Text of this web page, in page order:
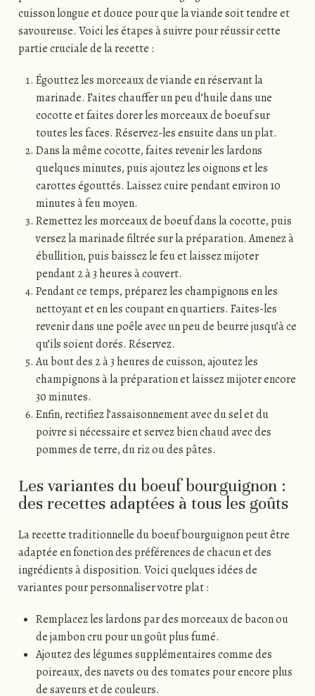
cuisson longue et douce pour que la viande soit tendre et
savoureuse. Voici les étapes à suivre pour réussir cette
partie cruciale de la recette :
Égouttez les morceaux de viande en réservant la
marinade. Faites chauffer un peu d’huile dans une
cocotte et faites dorer les morceaux de boeuf sur
toutes les faces. Réservez-les ensuite dans un plat.
Dans la même cocotte, faites revenir les lardons
quelques minutes, puis ajoutez les oignons et les
carottes égouttés. Laissez cuire pendant environ 10
minutes à feu moyen.
Remettez les morceaux de boeuf dans la cocotte, puis
versez la marinade filtrée sur la préparation. Amenez à
ébullition, puis baissez le feu et laissez mijoter
pendant 2 à 3 heures à couvert.
Pendant ce temps, préparez les champignons en les
nettoyant et en les coupant en quartiers. Faites-les
revenir dans une poêle avec un peu de beurre jusqu’à ce
qu’ils soient dorés. Réservez.
Au bout des 2 à 3 heures de cuisson, ajoutez les
champignons à la préparation et laissez mijoter encore
30 minutes.
Enfin, rectifiez l’assaisonnement avec du sel et du
poivre si nécessaire et servez bien chaud avec des
pommes de terre, du riz ou des pâtes.
Les variantes du boeuf bourguignon :
des recettes adaptées à tous les goûts
La recette traditionnelle du boeuf bourguignon peut être
adaptée en fonction des préférences de chacun et des
ingrédients à disposition. Voici quelques idées de
variantes pour personnaliser votre plat :
Remplacez les lardons par des morceaux de bacon ou
de jambon cru pour un goût plus fumé.
Ajoutez des légumes supplémentaires comme des
poireaux, des navets ou des tomates pour encore plus
de saveurs et de couleurs.